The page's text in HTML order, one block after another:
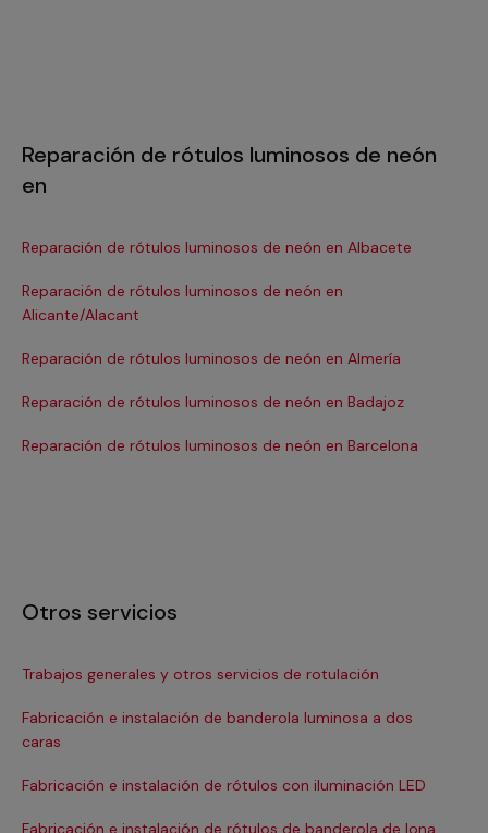
Reparación de rótulos luminosos de neón
en
Reparación de rótulos luminosos de neón en Albacete
Reparación de rótulos luminosos de neón en
Alicante/Alacant
Reparación de rótulos luminosos de neón en Almería
Reparación de rótulos luminosos de neón en Badajoz
Reparación de rótulos luminosos de neón en Barcelona
Otros servicios
Trabajos generales y otros servicios de rotulación
Fabricación e instalación de banderola luminosa a dos
caras
Fabricación e instalación de rótulos con iluminación LED
Fabricación e instalación de rótulos de banderola de lona